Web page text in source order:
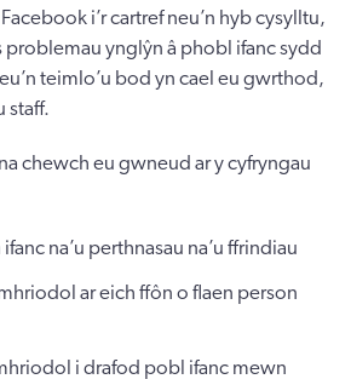
i’r cartref neu’n hyb cysylltu,
problemau ynglŷn â phobl ifanc sydd
teimlo’u bod yn cael eu gwrthod,
staff.
chewch eu gwneud ar y cyfryngau
na’u perthnasau na’u ffrindiau
ar eich ffôn o flaen person
i drafod pobl ifanc mewn